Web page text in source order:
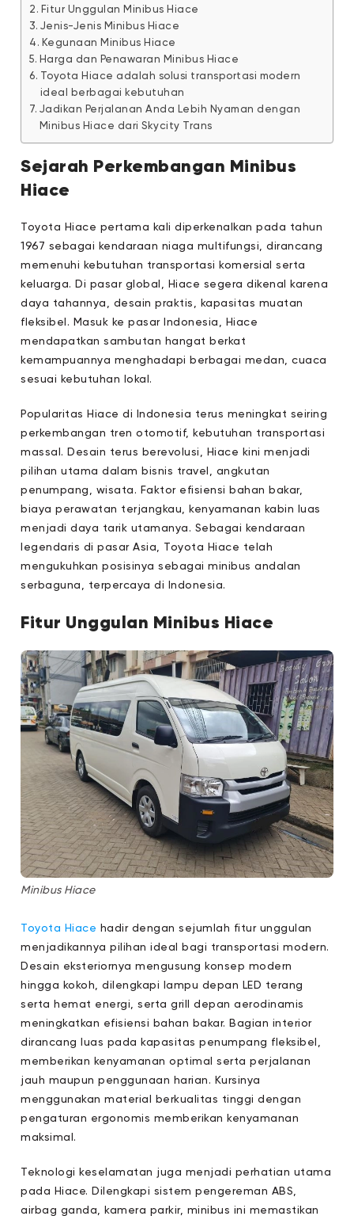
Fitur Unggulan Minibus Hiace
Jenis-Jenis Minibus Hiace
Kegunaan Minibus Hiace
Harga dan Penawaran Minibus Hiace
Toyota Hiace adalah solusi transportasi modern
ideal berbagai kebutuhan
Jadikan Perjalanan Anda Lebih Nyaman dengan
Minibus Hiace dari Skycity Trans
Sejarah Perkembangan Minibus
Hiace
Toyota Hiace pertama kali diperkenalkan pada tahun
1967 sebagai kendaraan niaga multifungsi, dirancang
memenuhi kebutuhan transportasi komersial serta
keluarga. Di pasar global, Hiace segera dikenal karena
daya tahannya, desain praktis, kapasitas muatan
fleksibel. Masuk ke pasar Indonesia, Hiace
mendapatkan sambutan hangat berkat
kemampuannya menghadapi berbagai medan, cuaca
sesuai kebutuhan lokal.
Popularitas Hiace di Indonesia terus meningkat seiring
perkembangan tren otomotif, kebutuhan transportasi
massal. Desain terus berevolusi, Hiace kini menjadi
pilihan utama dalam bisnis travel, angkutan
penumpang, wisata. Faktor efisiensi bahan bakar,
biaya perawatan terjangkau, kenyamanan kabin luas
menjadi daya tarik utamanya. Sebagai kendaraan
legendaris di pasar Asia, Toyota Hiace telah
mengukuhkan posisinya sebagai minibus andalan
serbaguna, terpercaya di Indonesia.
Fitur Unggulan Minibus Hiace
Minibus Hiace
Toyota Hiace hadir dengan sejumlah fitur unggulan
menjadikannya pilihan ideal bagi transportasi modern.
Desain eksteriornya mengusung konsep modern
hingga kokoh, dilengkapi lampu depan LED terang
serta hemat energi, serta grill depan aerodinamis
meningkatkan efisiensi bahan bakar. Bagian interior
dirancang luas pada kapasitas penumpang fleksibel,
memberikan kenyamanan optimal serta perjalanan
jauh maupun penggunaan harian. Kursinya
menggunakan material berkualitas tinggi dengan
pengaturan ergonomis memberikan kenyamanan
maksimal.
Teknologi keselamatan juga menjadi perhatian utama
pada Hiace. Dilengkapi sistem pengereman ABS,
airbag ganda, kamera parkir, minibus ini memastikan